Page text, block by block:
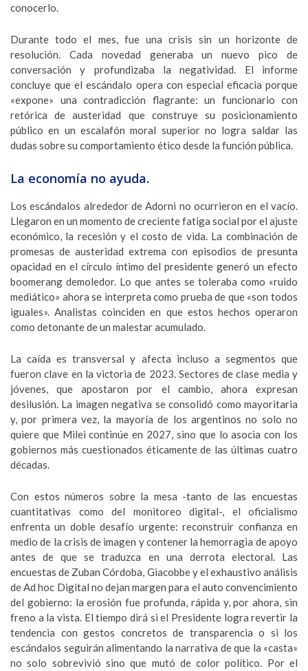
conocerlo.
Durante todo el mes, fue una crisis sin un horizonte de
resolución. Cada novedad generaba un nuevo pico de
conversación y profundizaba la negatividad. El informe
concluye que el escándalo opera con especial eficacia porque
«expone» una contradicción flagrante: un funcionario con
retórica de austeridad que construye su posicionamiento
público en un escalafón moral superior no logra saldar las
dudas sobre su comportamiento ético desde la función pública.
La economía no ayuda.
Los escándalos alrededor de Adorni no ocurrieron en el vacío.
Llegaron en un momento de creciente fatiga social por el ajuste
económico, la recesión y el costo de vida. La combinación de
promesas de austeridad extrema con episodios de presunta
opacidad en el círculo íntimo del presidente generó un efecto
boomerang demoledor. Lo que antes se toleraba como «ruido
mediático» ahora se interpreta como prueba de que «son todos
iguales». Analistas coinciden en que estos hechos operaron
como detonante de un malestar acumulado.
La caída es transversal y afecta incluso a segmentos que
fueron clave en la victoria de 2023. Sectores de clase media y
jóvenes, que apostaron por el cambio, ahora expresan
desilusión. La imagen negativa se consolidó como mayoritaria
y, por primera vez, la mayoría de los argentinos no solo no
quiere que Milei continúe en 2027, sino que lo asocia con los
gobiernos más cuestionados éticamente de las últimas cuatro
décadas.
Con estos números sobre la mesa -tanto de las encuestas
cuantitativas como del monitoreo digital-, el oficialismo
enfrenta un doble desafío urgente: reconstruir confianza en
medio de la crisis de imagen y contener la hemorragia de apoyo
antes de que se traduzca en una derrota electoral. Las
encuestas de Zuban Córdoba, Giacobbe y el exhaustivo análisis
de Ad hoc Digital no dejan margen para el auto convencimiento
del gobierno: la erosión fue profunda, rápida y, por ahora, sin
freno a la vista. El tiempo dirá si el Presidente logra revertir la
tendencia con gestos concretos de transparencia o si los
escándalos seguirán alimentando la narrativa de que la «casta»
no solo sobrevivió sino que mutó de color político. Por el